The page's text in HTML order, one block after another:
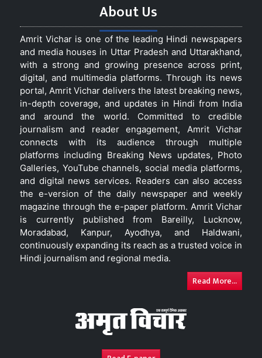
About Us
Amrit Vichar is one of the leading Hindi newspapers
and media houses in Uttar Pradesh and Uttarakhand,
with a strong and growing presence across print,
digital, and multimedia platforms. Through its news
portal, Amrit Vichar delivers the latest breaking news,
in-depth coverage, and updates in Hindi from India
and around the world. Committed to credible
journalism and reader engagement, Amrit Vichar
connects with its audience through multiple
platforms including Breaking News updates, Photo
Galleries, YouTube channels, social media platforms,
and digital news services. Readers can also access
the e-version of the daily newspaper and weekly
magazine through the e-paper platform. Amrit Vichar
is currently published from Bareilly, Lucknow,
Moradabad, Kanpur, Ayodhya, and Haldwani,
continuously expanding its reach as a trusted voice in
Hindi journalism and regional media.
Read More...